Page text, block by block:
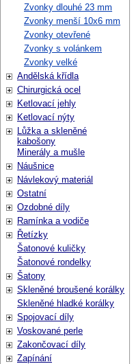
Zvonky dlouhé 23 mm
Zvonky menší 10x6 mm
Zvonky otevřené
Zvonky s volánkem
Zvonky velké
Andělská křídla
Chirurgická ocel
Ketlovací jehly
Ketlovací nýty
Lůžka a skleněné
kabošony
Minerály a mušle
Náušnice
Návlekový materiál
Ostatní
Ozdobné díly
Ramínka a vodiče
Řetízky
Šatonové kuličky
Šatonové rondelky
Šatony
Skleněné broušené korálky
Skleněné hladké korálky
Spojovací díly
Voskované perle
Zakončovací díly
Zapínání